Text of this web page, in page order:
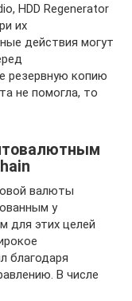
HDD Regenerator
их
действия могут
резервную копию
не помогла, то
валюты
у
для этих целей
благодаря
В числе